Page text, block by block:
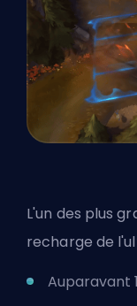
L'un des plus
recharge de
Auparavant